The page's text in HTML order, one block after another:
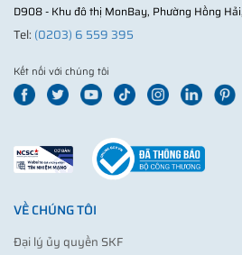
D908 - Khu đô thị MonBay, Phường Hồng
Tel: (0203) 6 559 395
Kết nối với chúng tôi
VỀ CHÚNG TÔI
Đại lý ủy quyền SKF